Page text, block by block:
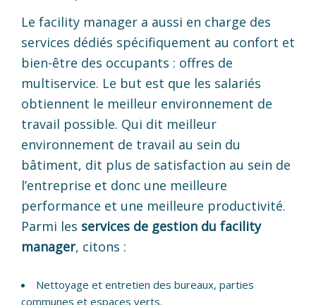
Le facility manager a aussi en charge des
services dédiés spécifiquement au confort et
bien-être des occupants : offres de
multiservice. Le but est que les salariés
obtiennent le meilleur environnement de
travail possible. Qui dit meilleur
environnement de travail au sein du
bâtiment, dit plus de satisfaction au sein de
l’entreprise et donc une meilleure
performance et une meilleure productivité.
Parmi les services de gestion du facility
manager, citons :
Nettoyage et entretien des bureaux, parties
communes et espaces verts.